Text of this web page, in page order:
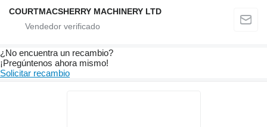
COURTMACSHERRY MACHINERY LTD
¿No encuentra un recambio?
¡Pregúntenos ahora mismo!
Solicitar recambio